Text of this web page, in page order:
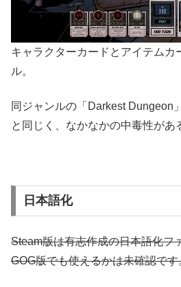
キャラクターカードとアイテムカ
ル。
同ジャンルの「Darkest Dungeon
と同じく、なかなかの中毒性があ
日本語化
Steam版は有志作成の日本語化フ
GOG版でも使えるかは未確認です